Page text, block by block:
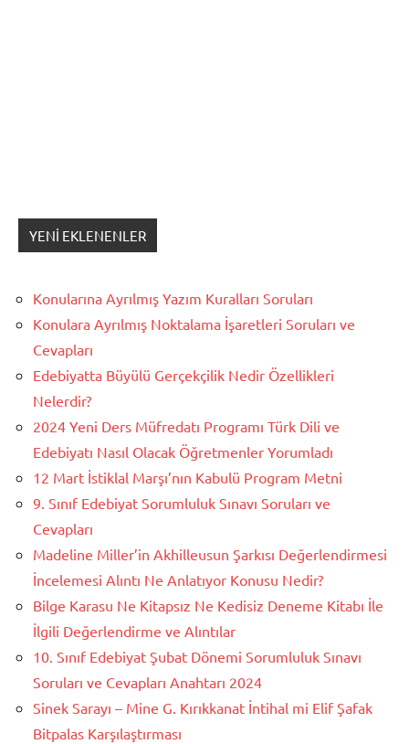
YENI EKLENENLER
Konularına Ayrılmış Yazım Kuralları Soruları
Konulara Ayrılmış Noktalama İşaretleri Soruları ve
Cevapları
Edebiyatta Büyülü Gerçekçilik Nedir Özellikleri
Nelerdir?
2024 Yeni Ders Müfredatı Programı Türk Dili ve
Edebiyatı Nasıl Olacak Öğretmenler Yorumladı
12 Mart İstiklal Marşı’nın Kabulü Program Metni
9. Sınıf Edebiyat Sorumluluk Sınavı Soruları ve
Cevapları
Madeline Miller’in Akhilleusun Şarkısı Değerlendirmesi
İncelemesi Alıntı Ne Anlatıyor Konusu Nedir?
Bilge Karasu Ne Kitapsız Ne Kedisiz Deneme Kitabı İle
İlgili Değerlendirme ve Alıntılar
10. Sınıf Edebiyat Şubat Dönemi Sorumluluk Sınavı
Soruları ve Cevapları Anahtarı 2024
Sinek Sarayı – Mine G. Kırıkkanat İntihal mi Elif Şafak
Bitpalas Karşılaştırması